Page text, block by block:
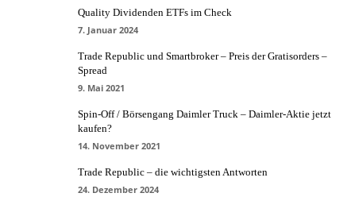
Quality Dividenden ETFs im Check
7. Januar 2024
Trade Republic und Smartbroker – Preis der Gratisorders –
Spread
9. Mai 2021
Spin-Off / Börsengang Daimler Truck – Daimler-Aktie jetzt
kaufen?
14. November 2021
Trade Republic – die wichtigsten Antworten
24. Dezember 2024